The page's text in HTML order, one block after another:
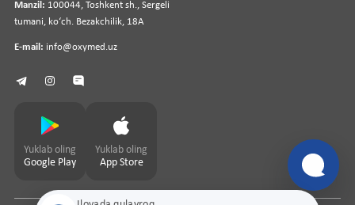
Manzil: 100044, Toshkent sh., Sergeli
tumani, koʻch. Bezakchilik, 18A
E-mail: info@oxymed.uz
Yuklab oling
Google Play
Yuklab oling
App Store